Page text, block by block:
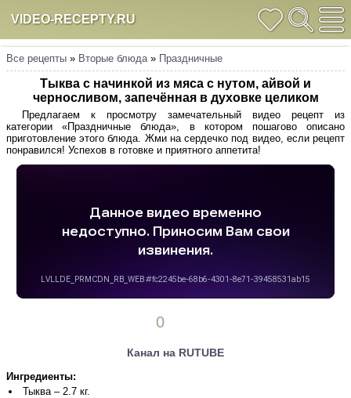
VIDEO-RECEPTY.RU
Все рецепты » Вторые блюда» Праздничные
Тыква с начинкой из мяса с нутом, айвой и
черносливом, запечённая в духовке целиком
Предлагаем к просмотру замечательный видео рецепт из
категории «Праздничные блюда», в котором пошагово описано
приготовление этого блюда. Жми на сердечко под видео, если рецепт
понравился! Успехов в готовке и приятного аппетита!
0
Канал на RUTUBE
Ингредиенты:
Тыква – 2.7 кг.